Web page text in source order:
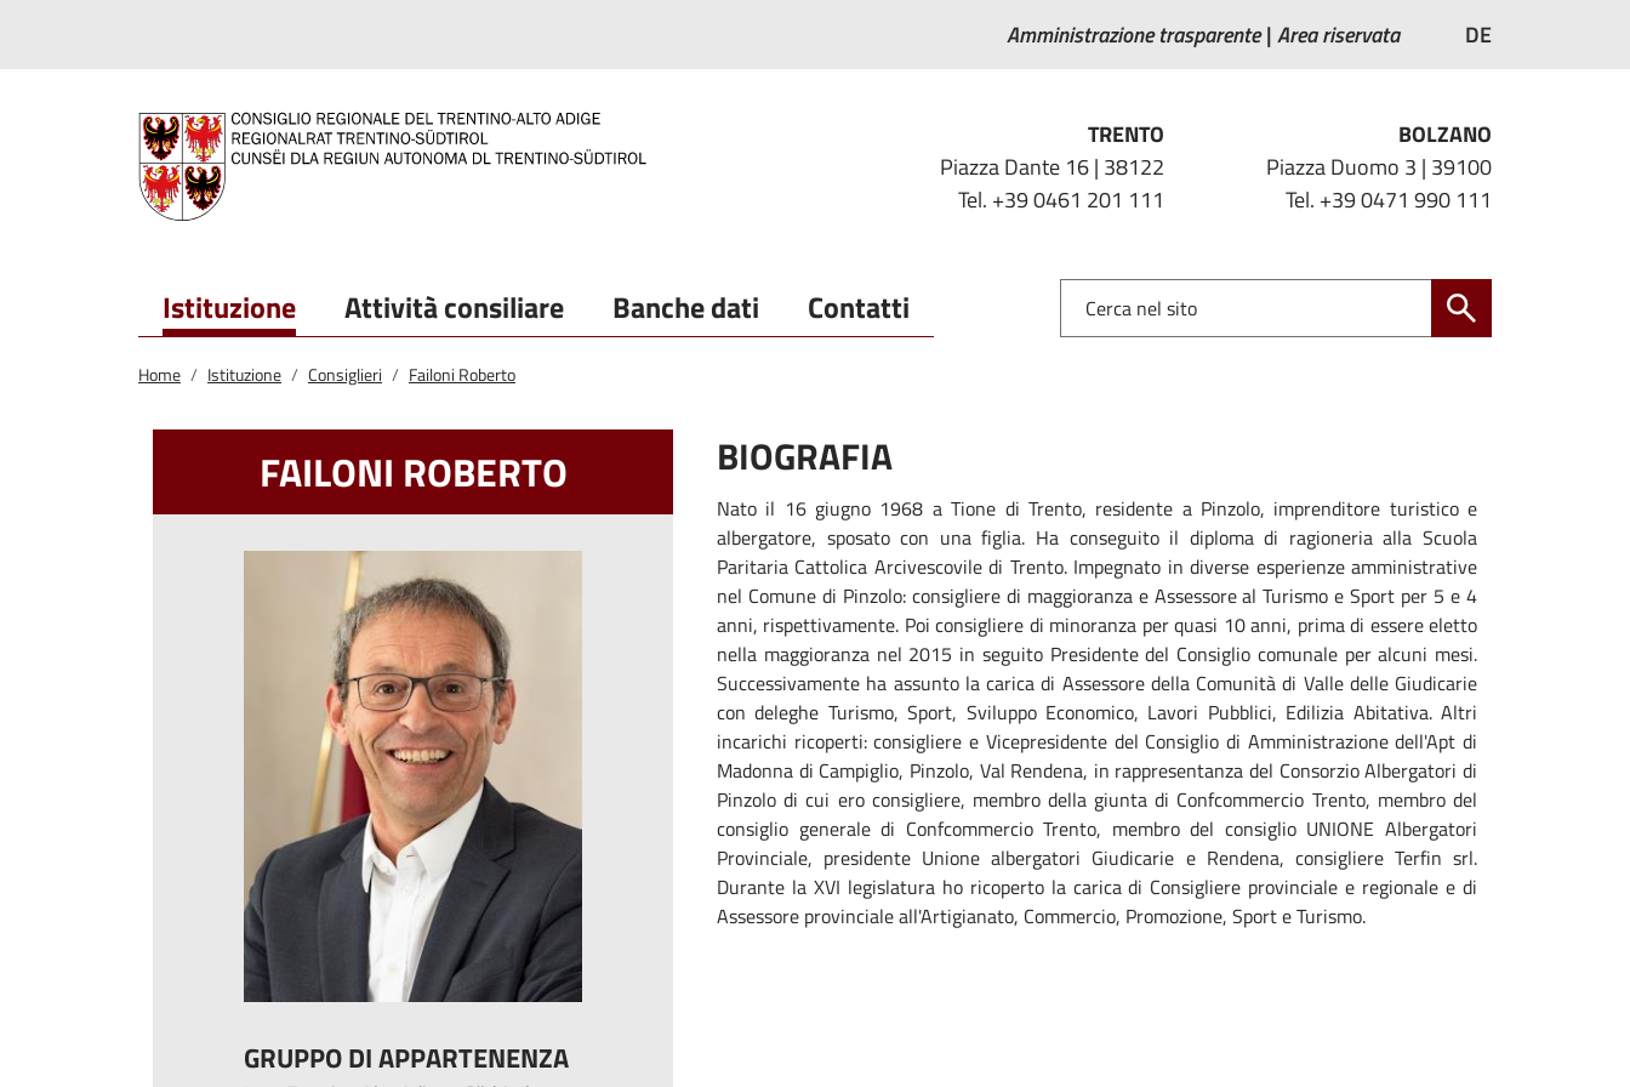
Amministrazione trasparente Area riservata DE
TRENTO
Piazza Dante 16 | 38122
Tel. +39 0461 201 111
BOLZANO
Piazza Duomo 3 | 39100
Tel. +39 0471 990 111
Istituzione Attività consiliare Banche dati Contatti
Home Istituzione Consiglieri Failoni Roberto
FAILONI ROBERTO
GRUPPO DI APPARTENENZA
BIOGRAFIA
Nato il 16 giugno 1968 a Tione di Trento, residente a Pinzolo, imprenditore turistico e
albergatore, sposato con una figlia. Ha conseguito il diploma di ragioneria alla Scuola
Paritaria Cattolica Arcivescovile di Trento. Impegnato in diverse esperienze amministrative
nel Comune di Pinzolo: consigliere di maggioranza e Assessore al Turismo e Sport per 5 e 4
anni, rispettivamente. Poi consigliere di minoranza per quasi 10 anni, prima di essere eletto
nella maggioranza nel 2015 in seguito Presidente del Consiglio comunale per alcuni mesi.
Successivamente ha assunto la carica di Assessore della Comunità di Valle delle Giudicarie
con deleghe Turismo, Sport, Sviluppo Economico, Lavori Pubblici, Edilizia Abitativa. Altri
incarichi ricoperti: consigliere e Vicepresidente del Consiglio di Amministrazione dell'Apt di
Madonna di Campiglio, Pinzolo, Val Rendena, in rappresentanza del Consorzio Albergatori di
Pinzolo di cui ero consigliere, membro della giunta di Confcommercio Trento, membro del
consiglio generale di Confcommercio Trento, membro del consiglio UNIONE Albergatori
Provinciale, presidente Unione albergatori Giudicarie e Rendena, consigliere Terfin srl.
Durante la XVI legislatura ho ricoperto la carica di Consigliere provinciale e regionale e di
Assessore provinciale all'Artigianato, Commercio, Promozione, Sport e Turismo.